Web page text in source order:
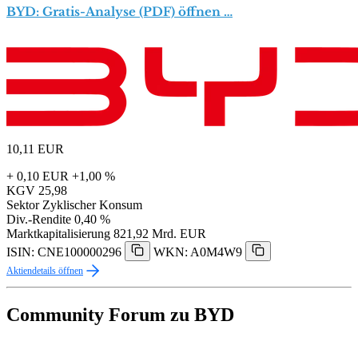
BYD: Gratis-Analyse (PDF) öffnen …
10,11 EUR
+ 0,10 EUR +1,00 %
KGV 25,98
Sektor Zyklischer Konsum
Div.-Rendite 0,40 %
Marktkapitalisierung 821,92 Mrd. EUR
ISIN: CNE100000296
WKN: A0M4W9
Aktiendetails öffnen
Community Forum zu BYD